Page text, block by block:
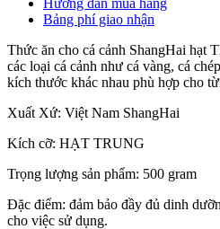
Bảng phí giao nhận
Thức ăn cho cá cảnh ShangHai hạt
các loại cá cảnh như cá vàng, cá
kích thước khác nhau phù hợp cho
Xuất Xứ: Việt Nam ShangHai
Kích cỡ: HẠT TRUNG
Trọng lượng sản phẩm: 500 gram
Đặc điểm: đảm bảo đầy đủ dinh
cho việc sử dụng.